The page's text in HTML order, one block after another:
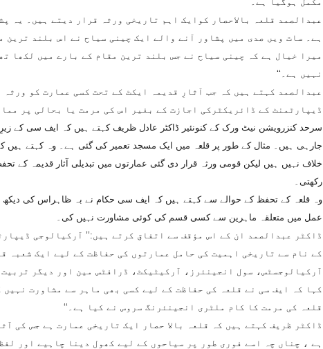
عبدالصمد قلعہ بالاحصار کوایک اہم تاریخی ورثہ قرار دیتے ہیں۔ یہ
ہے۔ سات ویں صدی میں پشاور آنے والے ایک چینی سیاح نے اس بلند ترین
میرا خیال ہے کہ چینی سیاح نے جس بلند ترین مقام کے بارے میں لکھا
نہیں ہے۔‘‘
عبدالصمد کہتے ہیں کہ جب آثارِ قدیمہ ایکٹ کے تحت کسی عمارت کو
ڈیپارٹمنٹ کے ڈائریکٹرکی اجازت کے بغیر اس کی مرمت یا بحالی پر
سرحد کنزرویشن نیٹ ورک کے کنونئیر ڈاکٹر عادل ظریف کہتے ہیں کہ ایف سی کے
جارہی ہیں۔ مثال کے طور پر قلعہ میں ایک مسجد تعمیر کی گئی ہے۔ وہ کہتے ہیں
خلاف نہیں ہیں لیکن قومی ورثہ قرار دی گئی عمارتوں میں تبدیلی آثار قدیمہ کے
رکھتی۔
وہ قلعہ کے تحفظ کے حوالے سے کہتے ہیں کہ ایف سی حکام نے بہ ظاہراس کی
عمل میں متعلقہ ماہرین سے کسی قسم کی کوئی مشاورت نہیں کی۔
ڈاکٹر عبدالصمد ان کے اس مؤقف سے اتفاق کرتے ہیں:’’ آرکیالوجی
کے نام سے تاریخی اہمیت کی حامل عمارتوں کی حفاظت کے لیے ایک شعبہ
آرکیالوجسٹس، سول انجینئرز، آرکیٹیکٹ، ڈرافٹس مین اور دیگر تربیت
کہا کہ ایف سی نے قلعہ کی حفاظت کے لیے کسی بھی ماہر سے مشاورت نہیں
قلعہ کی مرمت کا کام ملٹری انجینئرنگ سروس نے کیا ہے۔‘‘
ڈاکٹر ظریف کہتے ہیں کہ قلعہ بالا حصار ایک تاریخی عمارت ہے جس کی
ہے ، چناں چہ اسے فوری طور پر سیاحوں کے لیے کھول دینا چاہیے اور